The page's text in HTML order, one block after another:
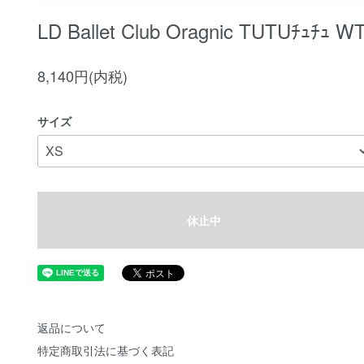
LD Ballet Club Oragnic TUTUﾁｭﾁｭ
8,140円(内税)
サイズ
休止中
返品について
特定商取引法に基づく表記